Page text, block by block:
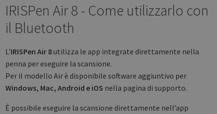
IRISPen Air 8 - Come utilizzarlo con
il Bluetooth
L’IRISPen Air 8utilizza le app integrate direttamente nella
penna per eseguire la scansione.
Per il modello Air è disponibile software aggiuntivo per
Windows, Mac, Android e iOS nella pagina di supporto.
È possibile eseguire la scansione direttamente nell’app